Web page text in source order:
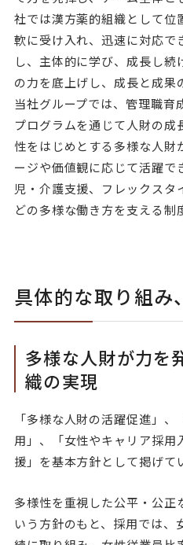
社では漢方薬的組織として位
軟に受け入れ、迅速に対応で
し、主体的に学び、成長し続
の力を底上げし、成長と成果
当社グループでは、管理職育
プログラムを通じて人財の
性をはじめとする多様な人財
ージや価値観に応じて活躍で
児・介護支援、フレックス
どの多様な働き方を支える制
具体的な取り組み
多様な人財が力を
織の実現
「多様な人財の活躍促進」
用」、「女性やキャリア採用
援」を基本方針として掲げて
多様性を重視した公平・公正
いう方針のもと、採用では、